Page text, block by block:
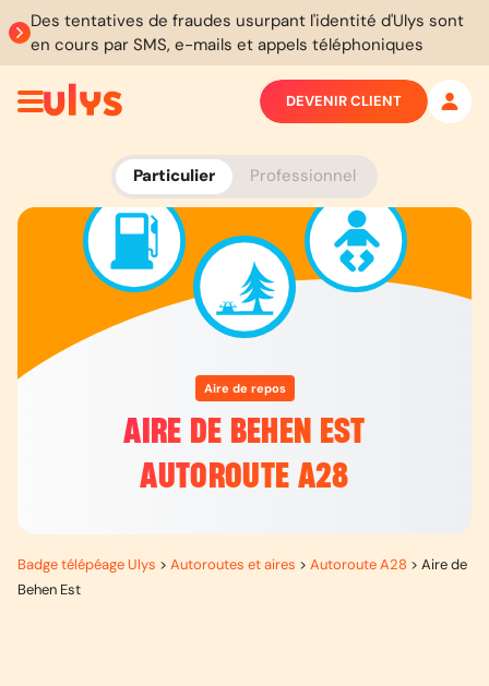
Des tentatives de fraudes usurpant l'identité d'Ulys sont
en cours par SMS, e-mails et appels téléphoniques
Particulier Professionnel
DEVENIR CLIENT
Aire de repos
AIRE DE BEHEN EST
AUTOROUTE A28
Badge télépéage Ulys > Autoroutes et aires > Autoroute A28 > Aire de
Behen Est